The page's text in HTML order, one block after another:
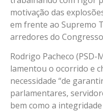
motivação das
em frente ao Supremo
arredores do
Rodrigo Pacheco (PSD-
lamentou o ocorrido e
necessidade “de
parlamentares,
bem como a